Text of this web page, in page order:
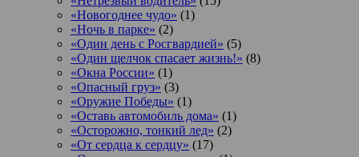
«Новогоднее чудо» (1)
«Ночь в парке» (2)
«Один день с Росгвардией» (5)
«Один щелчок спасает жизнь!» (8)
«Окна России» (1)
«Опасный груз» (3)
«Оружие Победы» (1)
«Оставь автомобиль дома» (1)
«Осторожно, тонкий лед» (2)
«От сердца к сердцу» (17)